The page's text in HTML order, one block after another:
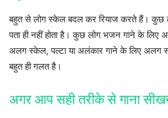
बहुत से लोग स्केल बदल कर रियाज करते हैं। कुछ
पता ही नहीं होता है। कुछ लोग भजन गाने के
अलग स्केल, पल्टा या अलंकार गाने के लिए अलग
बहुत ही गलत है।
अगर आप सही तरीके से गाना